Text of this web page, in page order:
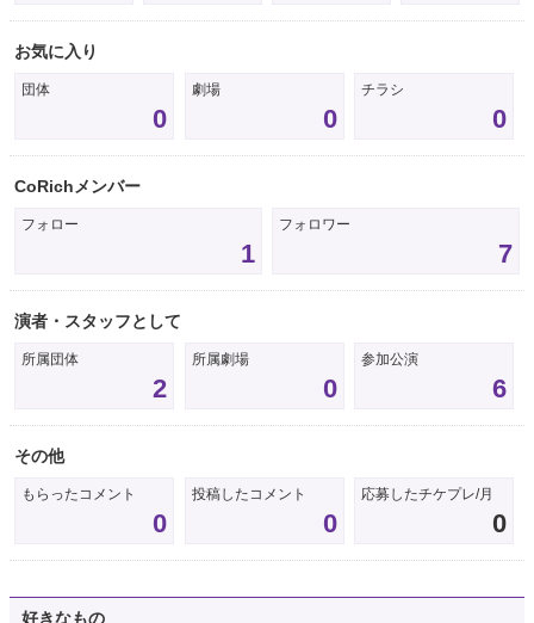
お気に入り
団体
0
劇場
0
チラシ
0
CoRichメンバー
フォロー
1
フォロワー
7
演者・スタッフとして
所属団体
2
所属劇場
0
参加公演
6
その他
もらったコメント
0
投稿したコメント
0
応募したチケプレ/月
0
好きなもの